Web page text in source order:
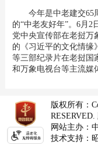
今年是中老建交65周
的“中老友好年”。6月
党中央宣传部在老挝万
的《习近平的文化情缘
等三部纪录片在老挝国
和万象电视台等主流媒
版权所有：
网站主办：
技术支持：